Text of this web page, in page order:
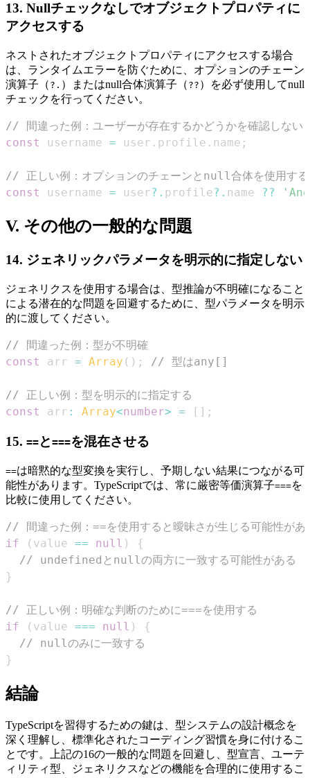
13. Nullチェックなしでオブジェクトプロパティに
アクセスする
ネストされたオブジェクトプロパティにアクセスする場合
は、ランタイムエラーを防ぐために、オプションのチェーン
演算子（ ?. ）またはnull合体演算子（ ?? ）を必ず使用してnull
チェックを行ってください。
// 間違った例：ユーザーが存在するかどうかを確認しない
const
username = user . profile . name ;
// 正しい例：オプションのチェーンとnull合体を使用する
const
username = user?. profile?. name ??
V. その他の一般的な問題
14. ジェネリックパラメータを明示的に指定しない
ジェネリクスを使用する場合は、型推論が不明確になること
による潜在的な問題を回避するために、型パラメータを明示
的に渡してください。
// 間違った例：型が不明確
const
arr = Array ( ) ; // 型はany[]
// 正しい例：型を明示的に指定する
const
arr : Array<number> = [ ] ;
15. ==と===を混在させる
==は暗黙的な型変換を実行し、予期しない結果につながる可
能性があります。TypeScriptでは、常に厳密等価演算子===を
比較に使用してください。
// 間違った例：==を使用すると曖昧さが生じる可能性があ
if
( value == null )
{
// undefinedとnullの両方に一致する可能性がある
}
// 正しい例：明確な判断のために===を使用する
if
( value === null )
{
// nullのみに一致する
}
結論
TypeScriptを習得するための鍵は​​、型システムの設計概念を
深く理解し、標準化されたコーディング習慣を身に付けるこ
とです。上記の16の一般的な問題を回避し、型宣言、ユーテ
ィリティ型、ジェネリクスなどの機能を合理的に使用するこ